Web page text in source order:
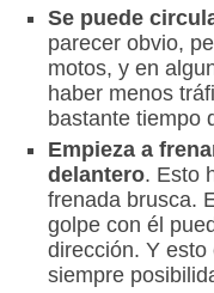
Se puede
parecer obvio,
motos, y en
haber menos
bastante tiempo
Empieza a
delantero. Esto
frenada brusca.
golpe con él
dirección. Y
siempre